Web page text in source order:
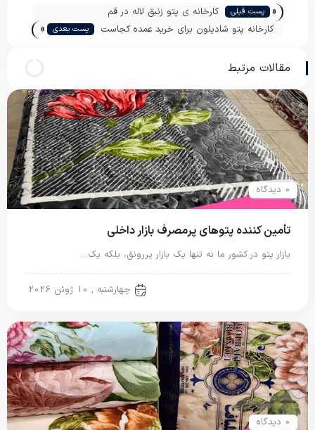
« پست قبلی
کارخانه ی پتو زنبق لاله در قم
کارخانه پتو شادیلون برای خرید عمده کجاست
پست بعدی »
مقالات مرتبط
0 دیدگاه
تأمین کننده پتوهای پرمصرف بازار داخلی
بازار پتو در کشور ما نه تنها یک بازار پررونق، بلکه یک…
چهارشنبه , 10 ژوئن 2026
0 دیدگاه